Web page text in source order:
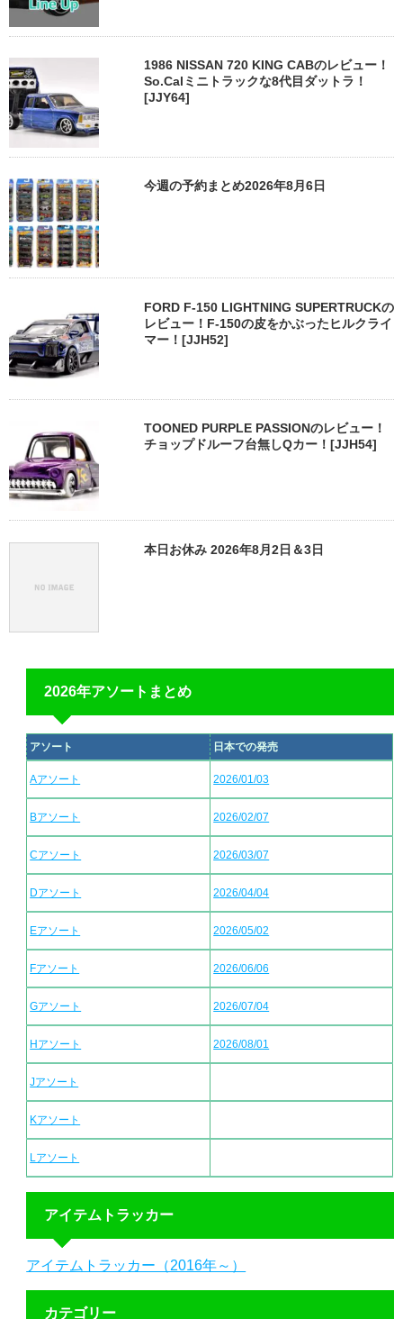
1986 NISSAN 720 KING CABのレビュー！
So.Calミニトラックな8代目ダットラ！
[JJY64]
今週の予約まとめ2026年8月6日
FORD F-150 LIGHTNING SUPERTRUCKの
レビュー！F-150の皮をかぶったヒルクライ
マー！[JJH52]
TOONED PURPLE PASSIONのレビュー！
チョップドルーフ台無しQカー！[JJH54]
本日お休み 2026年8月2日＆3日
2026年アソートまとめ
アソート 日本での発売
Aアソート 2026/01/03
Bアソート 2026/02/07
Cアソート 2026/03/07
Dアソート 2026/04/04
Eアソート 2026/05/02
Fアソート 2026/06/06
Gアソート 2026/07/04
Hアソート 2026/08/01
Jアソート
Kアソート
Lアソート
アイテムトラッカー
アイテムトラッカー（2016年～）
カテゴリー